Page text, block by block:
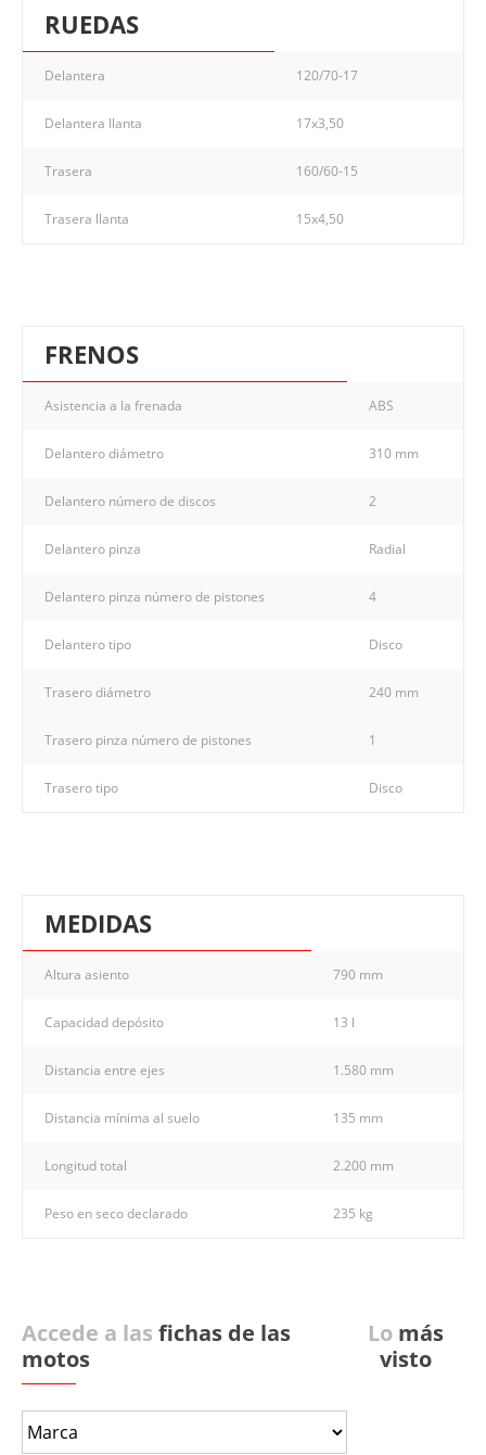
RUEDAS
Delantera 120/70-17
Delantera llanta 17x3,50
Trasera 160/60-15
Trasera llanta 15x4,50
FRENOS
Asistencia a la frenada ABS
Delantero diámetro 310 mm
Delantero número de discos 2
Delantero pinza Radial
Delantero pinza número de pistones 4
Delantero tipo Disco
Trasero diámetro 240 mm
Trasero pinza número de pistones 1
Trasero tipo Disco
MEDIDAS
Altura asiento 790 mm
Capacidad depósito 13 l
Distancia entre ejes 1.580 mm
Distancia mínima al suelo 135 mm
Longitud total 2.200 mm
Peso en seco declarado 235 kg
Accede a las fichas de las
motos
Lo más
visto